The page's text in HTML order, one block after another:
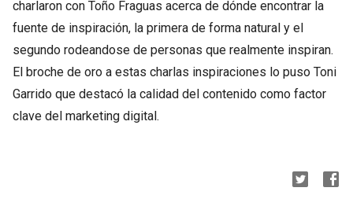
charlaron con Toño Fraguas acerca de dónde encontrar la
fuente de inspiración, la primera de forma natural y el
segundo rodeandose de personas que realmente inspiran.
El broche de oro a estas charlas inspiraciones lo puso Toni
Garrido que destacó la calidad del contenido como factor
clave del marketing digital.